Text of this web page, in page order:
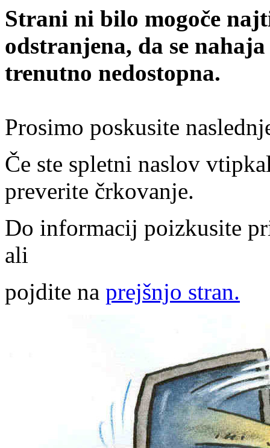
Strani ni bilo mogoče
odstranjena, da se
trenutno nedostopna.
Prosimo poskusite
Če ste spletni naslov
preverite črkovanje.
Do informacij poizkusite
ali
pojdite na prejšnjo stran.